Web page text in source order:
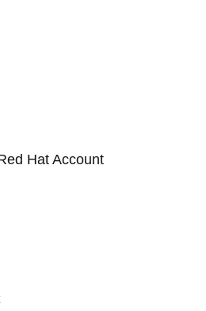
Hat Account